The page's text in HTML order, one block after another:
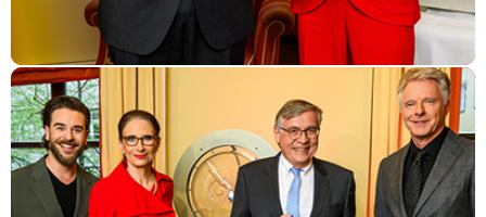
Von einem zum anderen Tag Millionär